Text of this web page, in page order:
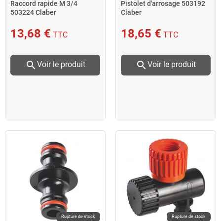
Raccord rapide M 3/4
503224 Claber
13,68 € TTC
search Voir le produit
Pistolet d'arrosage 503192
Claber
18,65 € TTC
search Voir le produit
Rupture de stock Rupture de stock